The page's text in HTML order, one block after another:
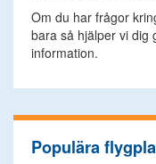
Om du har frågor
bara så hjälper vi dig
information.
Populära